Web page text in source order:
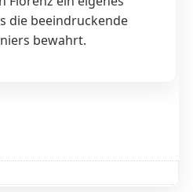
die beeindruckende
bewahrt.